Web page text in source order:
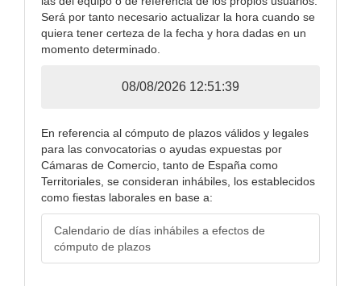
Será por tanto necesario actualizar la hora cuando se
quiera tener certeza de la fecha y hora dadas en un
momento determinado.
08/08/2026 12:51:40
En referencia al cómputo de plazos válidos y legales
para las convocatorias o ayudas expuestas por
Cámaras de Comercio, tanto de España como
Territoriales, se consideran inhábiles, los establecidos
como fiestas laborales en base a:
Calendario de días inhábiles a efectos de
cómputo de plazos